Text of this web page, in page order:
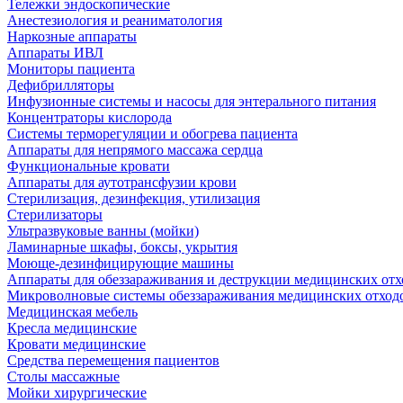
Тележки эндоскопические
Анестезиология и реаниматология
Наркозные аппараты
Аппараты ИВЛ
Мониторы пациента
Дефибрилляторы
Инфузионные системы и насосы для энтерального питания
Концентраторы кислорода
Системы терморегуляции и обогрева пациента
Аппараты для непрямого массажа сердца
Функциональные кровати
Аппараты для аутотрансфузии крови
Стерилизация, дезинфекция, утилизация
Стерилизаторы
Ультразвуковые ванны (мойки)
Ламинарные шкафы, боксы, укрытия
Моюще-дезинфицирующие машины
Аппараты для обеззараживания и деструкции медицинских
Микроволновые системы обеззараживания медицинских
Медицинская мебель
Кресла медицинские
Кровати медицинские
Средства перемещения пациентов
Столы массажные
Мойки хирургические